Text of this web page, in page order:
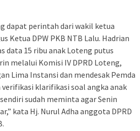
dapat perintah dari wakil ketua
Ketua DPW PKB NTB Lalu. Hadrian
data 15 ribu anak Loteng putus
melalui Komisi IV DPRD Loteng,
Lima Instansi dan mendesak Pemda
klarifikasi soal angka anak
sudah meminta agar Senin
kata Hj. Nurul Adha anggota DPRD